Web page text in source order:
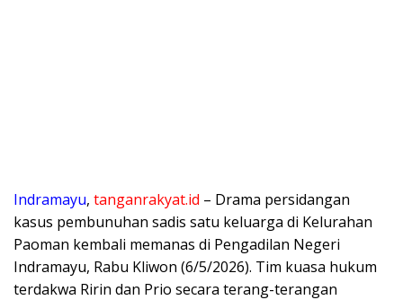
​Indramayu, tanganrakyat.id – Drama persidangan
kasus pembunuhan sadis satu keluarga di Kelurahan
Paoman kembali memanas di Pengadilan Negeri
Indramayu, Rabu Kliwon (6/5/2026). Tim kuasa hukum
terdakwa Ririn dan Prio secara terang-terangan